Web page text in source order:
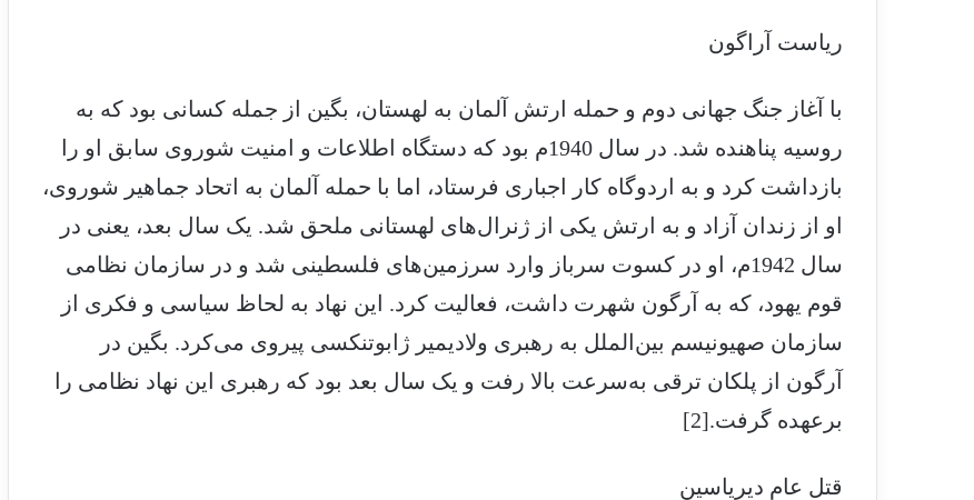
ریاست آراگون
با آغاز جنگ جهانی دوم و حمله ارتش آلمان به لهستان، بگین از جمله کسانی بود که به
روسیه پناهنده شد. در سال 1940م بود که دستگاه اطلاعات و امنیت شوروی سابق او را
بازداشت کرد و به اردوگاه کار اجباری فرستاد، اما با حمله آلمان به اتحاد جماهیر شوروی،
او از زندان آزاد و به ارتش یکی از ژنرال‌های لهستانی ملحق شد. یک سال بعد، یعنی در
سال 1942م، او در کسوت سرباز وارد سرزمین‌های فلسطینی شد و در سازمان نظامی
قوم یهود، که به آرگون شهرت داشت، فعالیت کرد. این نهاد به لحاظ سیاسی و فکری از
سازمان صهیونیسم بین‌الملل به رهبری ولادیمیر ژابوتنکسی پیروی می‌کرد. بگین در
آرگون از پلکان ترقی به‌سرعت بالا رفت و یک سال بعد بود که رهبری این نهاد نظامی را
برعهده گرفت.[2]
قتل عام دیریاسین